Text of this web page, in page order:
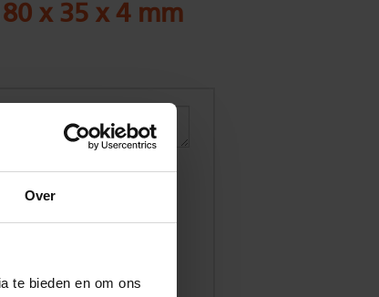
Over
te bieden en om ons
x 35 x 4 mm